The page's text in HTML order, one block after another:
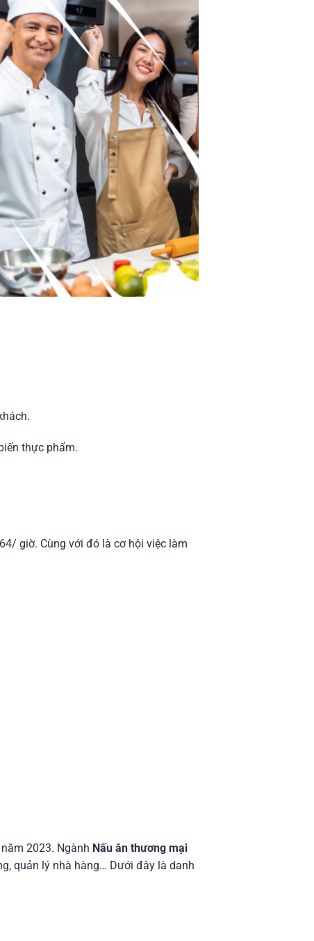
thực phẩm.
giờ. Cùng với đó là cơ hội việc làm
2023. Ngành Nấu ăn thương mại
quản lý nhà hàng… Dưới đây là danh